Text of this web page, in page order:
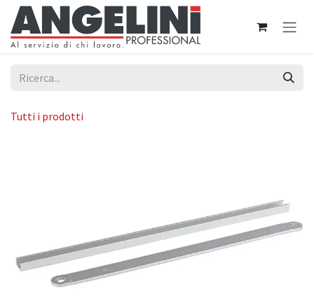
Passa al contenuto
Tutti i prodotti